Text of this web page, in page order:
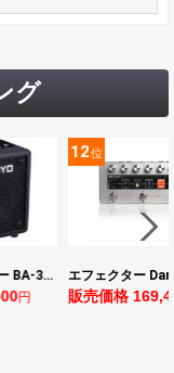
グ
JOYO ジョーヨー BA-30 VIBE CUBE BLK 30W 小型ベースアンプ Bluetooth+OTGオーディオI/F搭載
円
12位
販売価格